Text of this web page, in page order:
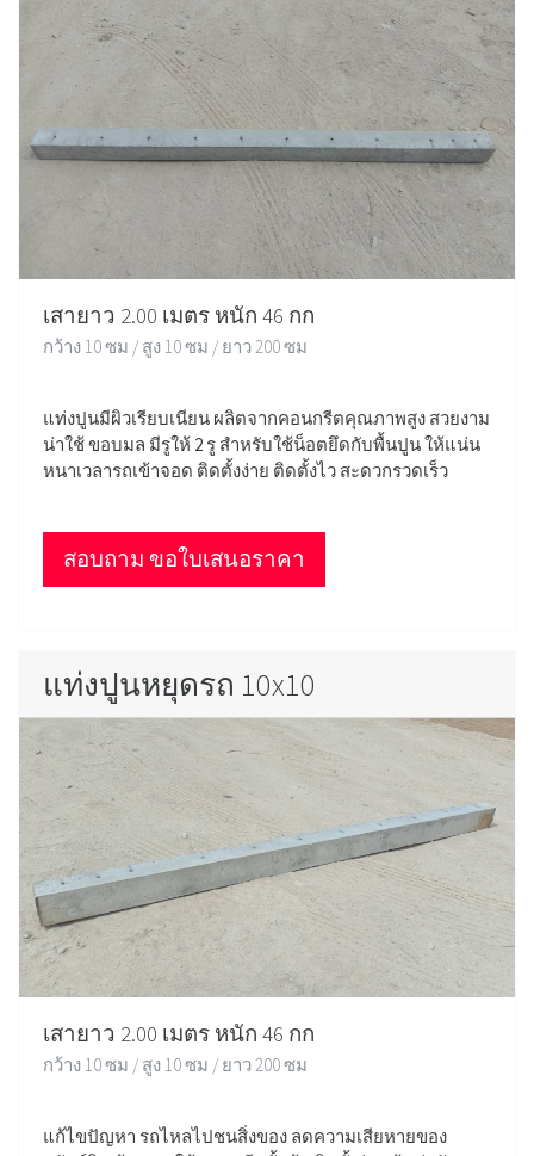
เสายาว 2.00 เมตร หนัก 46 กก
กว้าง 10 ซม / สูง 10 ซม / ยาว 200 ซม
แท่งปูนมีผิวเรียบเนียน ผลิตจากคอนกรีตคุณภาพสูง สวยงาม
น่าใช้ ขอบมล มีรูให้ 2 รู สำหรับใช้น็อตยึดกับพื้นปูน ให้แน่น
หนาเวลารถเข้าจอด ติดตั้งง่าย ติดตั้งไว สะดวกรวดเร็ว
สอบถาม ขอใบเสนอราคา
แท่งปูนหยุดรถ 10x10
เสายาว 2.00 เมตร หนัก 46 กก
กว้าง 10 ซม / สูง 10 ซม / ยาว 200 ซม
แก้ไขปัญหา รถไหลไปชนสิ่งของ ลดความเสียหายของ